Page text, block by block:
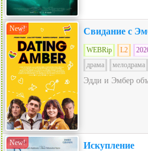
New! Свидание с
WEBRip L2
драма
мелодрама
Эдди и Эмбер
New! Искупление